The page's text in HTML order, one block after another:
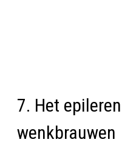
7. Het
wenkbrauwen